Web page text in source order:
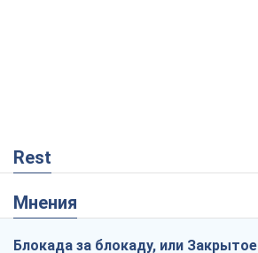
Rest
Мнения
Блокада за блокаду, или Закрытое